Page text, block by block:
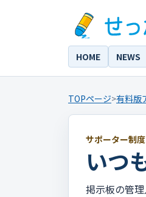
HOME NEWS
TOPページ>有料版
サポーター制度
いつ
掲示板の管